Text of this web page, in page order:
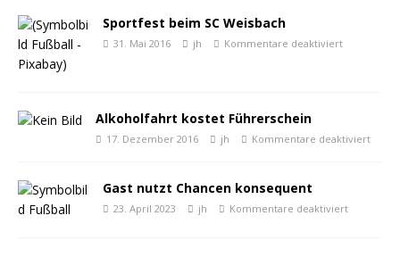
Sportfest beim SC Weisbach
31. Mai 2016 jh Kommentare deaktiviert
Alkoholfahrt kostet Führerschein
17. Dezember 2016 jh Kommentare deaktiviert
Gast nutzt Chancen konsequent
23. April 2023 jh Kommentare deaktiviert